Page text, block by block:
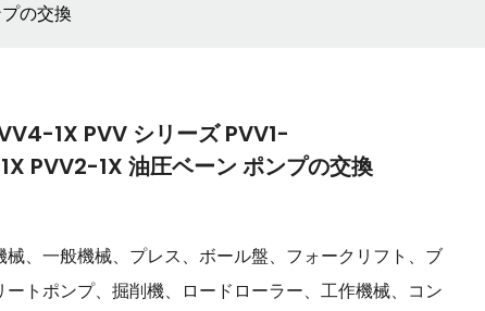
の交換
1X PVV シリーズ PVV1-
PVV2-1X 油圧ベーン ポンプの交換
、一般機械、プレス、ボール盤、フォークリフト、ブ
トポンプ、掘削機、ロードローラー、工作機械、コン